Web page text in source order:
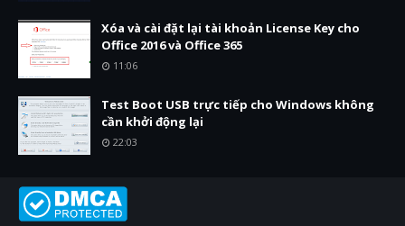
Xóa và cài đặt lại tài khoản License Key cho
Office 2016 và Office 365
11:06
Test Boot USB trực tiếp cho Windows không
cần khởi động lại
22:03